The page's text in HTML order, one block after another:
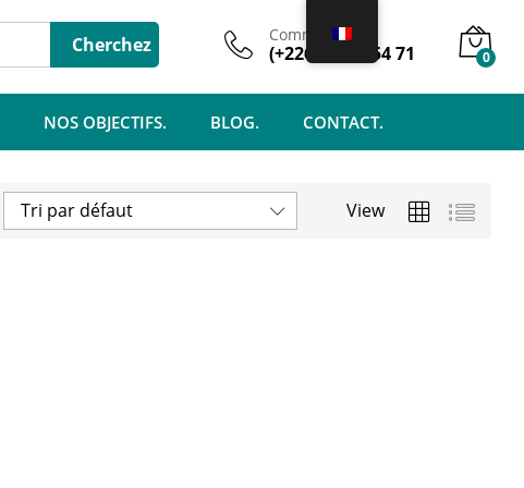
Cherchez Commercial
(+226) 74 61 54 71 0
NOS OBJECTIFS. BLOG. CONTACT.
View
Tri par défaut